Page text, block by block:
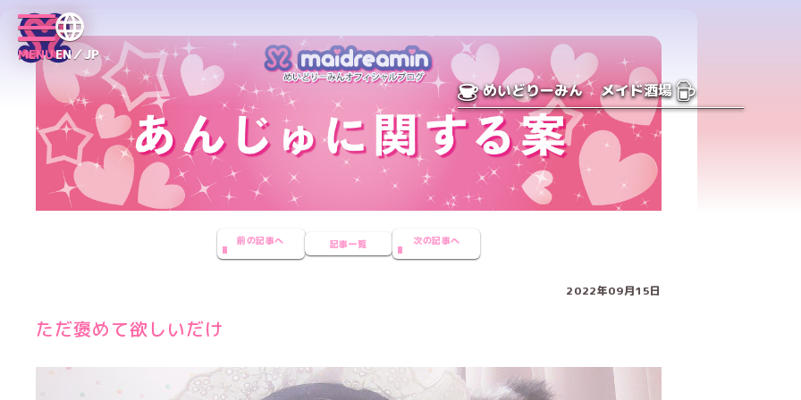
MENUEN／JP
めいどりーみん メイド酒場
前の記事へ 記事一覧 次の記事へ
2022年09月15日
ただ褒めて欲しいだけ